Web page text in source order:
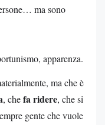
ma sono
apparenza.
ma che è
, chefa ridere, che si
gente che vuole